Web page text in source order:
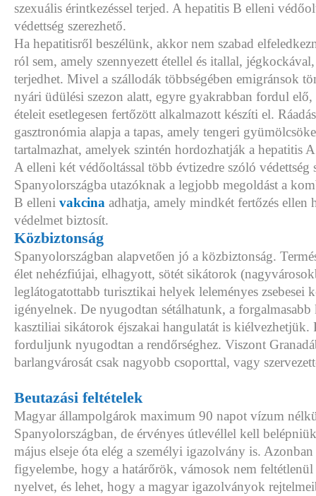
szexuális érintkezéssel terjed. A hepatitis B elleni
védettség szerezhető.
Ha hepatitisről beszélünk, akkor nem szabad
ról sem, amely szennyezett étellel és itallal,
terjedhet. Mivel a szállodák többségében emigránsok
nyári üdülési szezon alatt, egyre gyakrabban fordul
ételeit esetlegesen fertőzött alkalmazott készíti el.
gasztronómia alapja a tapas, amely tengeri
tartalmazhat, amelyek szintén hordozhatják a hepatitis
A elleni két védőoltással több évtizedre szóló védettség
Spanyolországba utazóknak a legjobb megoldást a
B elleni vakcina adhatja, amely mindkét fertőzés ellen
védelmet biztosít.
Közbiztonság
Spanyolországban alapvetően jó a közbiztonság.
élet nehézfiújai, elhagyott, sötét sikátorok
leglátogatottabb turisztikai helyek leleményes zsebesei
igényelnek. De nyugodtan sétálhatunk, a forgalmasabb
kasztiliai sikátorok éjszakai hangulatát is kiélvezhetjük.
forduljunk nyugodtan a rendőrséghez. Viszont
barlangvárosát csak nagyobb csoporttal, vagy
Beutazási feltételek
Magyar állampolgárok maximum 90 napot vízum
Spanyolországban, de érvényes útlevéllel kell
május elseje óta elég a személyi igazolvány is.
figyelembe, hogy a határőrök, vámosok nem
nyelvet, és lehet, hogy a magyar igazolványok